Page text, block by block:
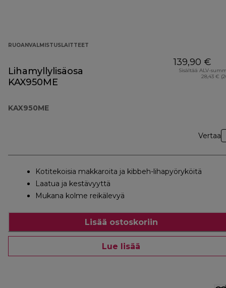
RUOANVALMISTUSLAITTEET
Lihamyllylisäosa
KAX950ME
KAX950ME
139,90 €
Sisältää ALV-
28,43 €
Vertaa
Kotitekoisia makkaroita ja kibbeh-lihapyöryköitä
Laatua ja kestävyyttä
Mukana kolme reikälevyä
Lisää ostoskoriin
Lue lisää